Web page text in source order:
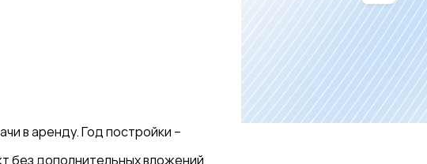
в аренду. Год постройки –
без дополнительных вложений